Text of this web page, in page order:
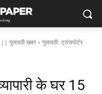
गुलावठी खबर
गुलावठीः ट्रांसपोर्टर
के घर 15